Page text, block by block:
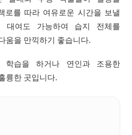
로를 따라 여유로운 시간을 보낼
대여도 가능하여 습지 전체를
움을 만끽하기 좋습니다.
학습을 하거나 연인과 조용한
륭한 곳입니다.